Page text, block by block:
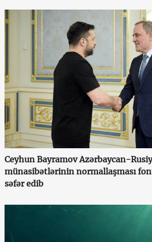
Ceyhun Bayramov Azərbaycan-
münasibətlərinin normallaşması
səfər edib